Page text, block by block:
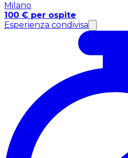
Milano
100 € per ospite
Esperienza condivisa